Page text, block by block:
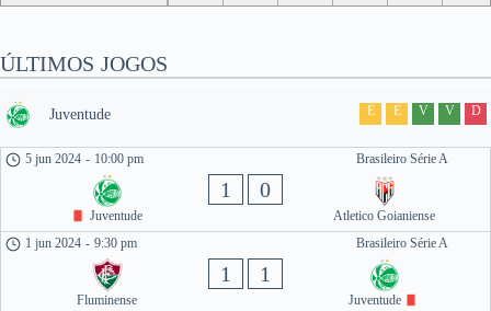
ÚLTIMOS JOGOS
Juventude E E V V D
Brasileiro Série A
5 jun 2024 - 10:00 pm
Juventude
1 0
Atletico Goianiense
Brasileiro Série A
1 jun 2024 - 9:30 pm
Fluminense
1 1
Juventude